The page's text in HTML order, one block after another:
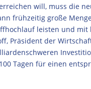
will, muss die
frühzeitig große
leisten und
Präsident der
Tagen für einen